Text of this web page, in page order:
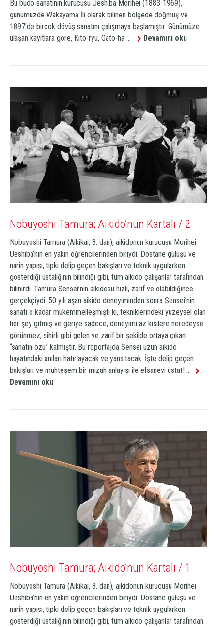
Bu budo sanatının kurucusu Ueshiba Morihei (1883-1969),
günümüzde Wakayama İli olarak bilinen bölgede doğmuş ve
1897'de birçok dövüş sanatını çalışmaya başlamıştır. Günümüze
ulaşan kayıtlara göre, Kito-ryu, Gato-ha ...
Devamını oku
Nobuyoshi Tamura; Aikido’nun Kartalı / 2
Nobuyoshi Tamura (Aikikai, 8. dan), aikidonun kurucusu Morihei
Ueshiba’nın en yakın öğrencilerinden biriydi. Dostane gülüşü ve
narin yapısı, tıpkı delip geçen bakışları ve teknik uygularken
gösterdiği ustalığının bilindiği gibi, tüm aikido çalışanlar tarafından
bilinirdi. Tamura Sensei’nin aikidosu hızlı, zarif ve olabildiğince
gerçekçiydi. 50 yılı aşan aikido deneyiminden sonra Sensei’nin
sanatı o kadar mükemmelleşmişti ki, tekniklerindeki yüzeysel olan
her şey gitmiş ve geriye sadece, deneyimi az kişilere neredeyse
görünmez, sihirli gibi gelen ve zarif bir şekilde ortaya çıkan,
“sanatın özü” kalmıştır. Bu röportajda Sensei uzun aikido
hayatındaki anıları hatırlayacak ve yansıtacak. İşte delip geçen
bakışları ve muhteşem bir mizah anlayışı ile efsanevi üstat! ...
Devamını oku
Nobuyoshi Tamura; Aikido’nun Kartalı / 1
Nobuyoshi Tamura (Aikikai, 8. dan), aikidonun kurucusu Morihei
Ueshiba’nın en yakın öğrencilerinden biriydi. Dostane gülüşü ve
narin yapısı, tıpkı delip geçen bakışları ve teknik uygularken
gösterdiği ustalığının bilindiği gibi, tüm aikido çalışanlar tarafından